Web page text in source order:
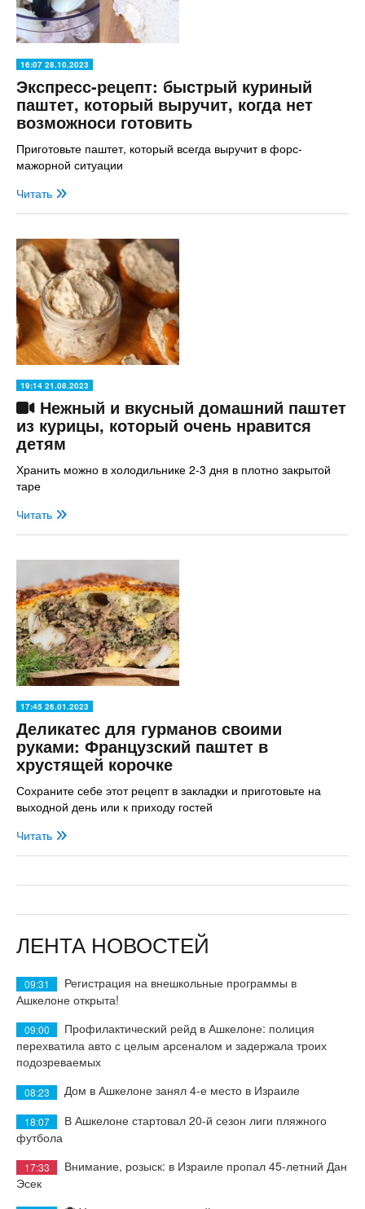
16:07 28.10.2023
Экспресс-рецепт: быстрый куриный
паштет, который выручит, когда нет
возможноси готовить
Приготовьте паштет, который всегда выручит в форс-
мажорной ситуации
Читать
19:14 21.08.2023
Нежный и вкусный домашний паштет
из курицы, который очень нравится
детям
Хранить можно в холодильнике 2-3 дня в плотно закрытой
таре
Читать
17:45 26.01.2023
Деликатес для гурманов своими
руками: Французский паштет в
хрустящей корочке
Сохраните себе этот рецепт в закладки и приготовьте на
выходной день или к приходу гостей
Читать
ЛЕНТА НОВОСТЕЙ
09:31
Регистрация на внешкольные программы в
Ашкелоне открыта!
09:00
Профилактический рейд в Ашкелоне: полиция
перехватила авто с целым арсеналом и задержала троих
подозреваемых
08:23 Дом в Ашкелоне занял 4-е место в Израиле
18:07
В Ашкелоне стартовал 20-й сезон лиги пляжного
футбола
17:33
Внимание, розыск: в Израиле пропал 45-летний Дан
Эсек